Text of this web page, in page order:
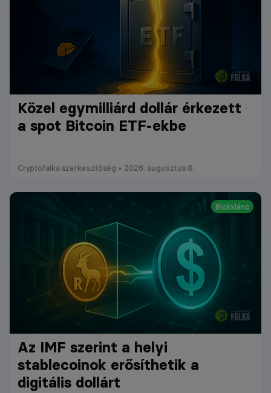
Közel egymilliárd dollár érkezett
a spot Bitcoin ETF-ekbe
Cryptofalka szerkesztőség • 2026. augusztus 8.
Blokklánc
Az IMF szerint a helyi
stablecoinok erősíthetik a
digitális dollárt